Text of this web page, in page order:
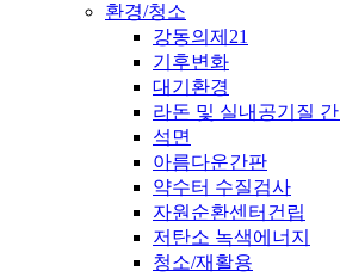
환경/청소
강동의제21
기후변화
대기환경
라돈 및 실내공기질
석면
아름다운간판
약수터 수질검사
자원순환센터건립
저탄소 녹색에너지
청소/재활용